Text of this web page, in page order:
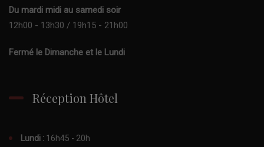
Du mardi midi au samedi soir
12h00 - 13h30 / 19h15 - 21h00
Fermé le Dimanche et le Lundi
Réception Hôtel
Lundi : 16h45 - 20h